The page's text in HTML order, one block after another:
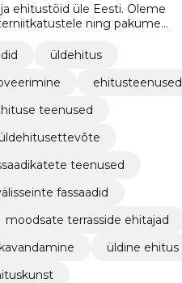
ehitustöid üle Eesti. Oleme
ning pakume
üldehitus
ehitusteenused
teenused
üldehitusettevõte
teenused
fassaadid
moodsate terrasside ehitajad
üldine ehitus